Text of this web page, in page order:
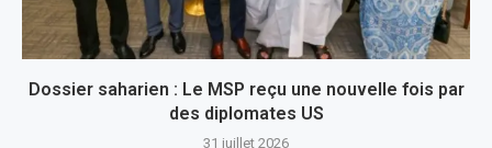
Dossier saharien : Le MSP reçu une nouvelle fois par
des diplomates US
31 juillet 2026